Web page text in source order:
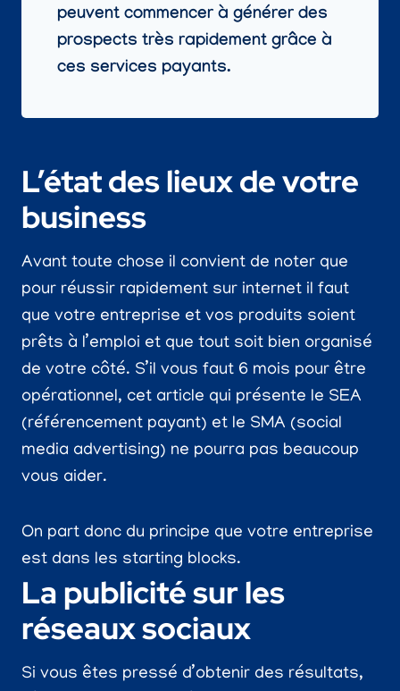
peuvent commencer à générer des
prospects très rapidement grâce à
ces services payants.
L’état des lieux de votre
business
Avant toute chose il convient de noter que
pour réussir rapidement sur internet il faut
que votre entreprise et vos produits soient
prêts à l’emploi et que tout soit bien organisé
de votre côté. S’il vous faut 6 mois pour être
opérationnel, cet article qui présente le SEA
(référencement payant) et le SMA (social
media advertising) ne pourra pas beaucoup
vous aider.
On part donc du principe que votre entreprise
est dans les starting blocks.
La publicité sur les
réseaux sociaux
Si vous êtes pressé d’obtenir des résultats,